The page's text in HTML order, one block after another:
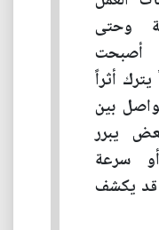
وحتى
أصبحت
أثراً
بين
يبرر
سرعة
قد يكشف